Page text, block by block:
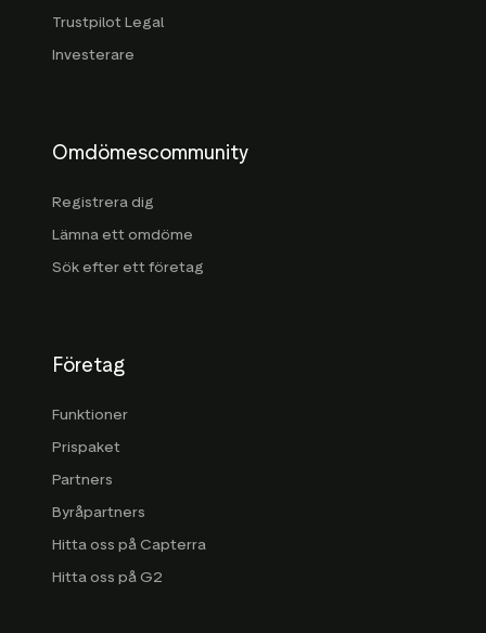
Trustpilot Legal
Investerare
Omdömescommunity
Registrera dig
Lämna ett omdöme
Sök efter ett företag
Företag
Funktioner
Prispaket
Partners
Byråpartners
Hitta oss på Capterra
Hitta oss på G2